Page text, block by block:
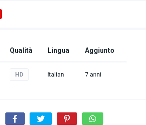
Qualità Lingua Aggiunto
HD Italian 7 anni